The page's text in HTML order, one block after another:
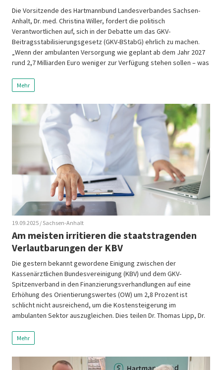
Die Vorsitzende des Hartmannbund Landesverbandes Sachsen-
Anhalt, Dr. med. Christina Willer, fordert die politisch
Verantwortlichen auf, sich in der Debatte um das GKV-
Beitragsstabilisierungsgesetz (GKV-BStabG) ehrlich zu machen.
„Wenn der ambulanten Versorgung wie geplant ab dem Jahr 2027
rund 2,7 Milliarden Euro weniger zur Verfügung stehen sollen – was
Mehr
19.09.2025 / Sachsen-Anhalt
Am meisten irritieren die staatstragenden
Verlautbarungen der KBV
Die gestern bekannt gewordene Einigung zwischen der
Kassenärztlichen Bundesvereinigung (KBV) und dem GKV-
Spitzenverband in den Finanzierungsverhandlungen auf eine
Erhöhung des Orientierungswertes (OW) um 2,8 Prozent ist
schlicht nicht ausreichend, um die Kostensteigerung im
ambulanten Sektor auszugleichen. Dies teilen Dr. Thomas Lipp, Dr.
vier Hartmannbund Landesverbände Sachsen, […]
Mehr